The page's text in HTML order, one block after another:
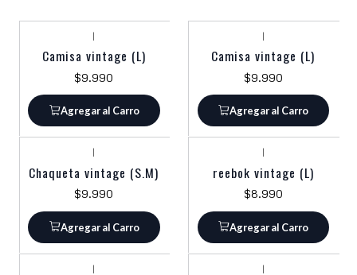
|
Camisa vintage (L)
$9.990
Agregar al Carro
|
Camisa vintage (L)
$9.990
Agregar al Carro
|
Chaqueta vintage (S.M)
$9.990
Agregar al Carro
|
reebok vintage (L)
$8.990
Agregar al Carro
| |